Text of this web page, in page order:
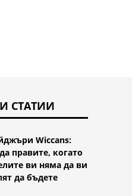
СТАТИИ
Wiccans:
правите, когато
ви няма да ви
да бъдете